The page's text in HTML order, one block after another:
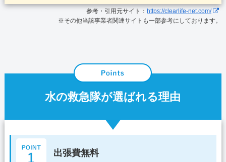
参考・引用元サイト：https://clearlife-net.com/
※その他当該事業者関連サイトも一部参考にしております。
水の救急隊が選ばれる理由
出張費無料